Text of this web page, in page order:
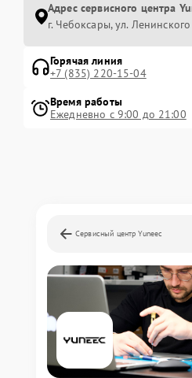
Адрес сервисного центра
г. Чебоксары, ул.
Горячая линия
+7 (835) 220-15-04
Время работы
Ежедневно с 9:00 до 21:00
Сервисный центр Yuneec